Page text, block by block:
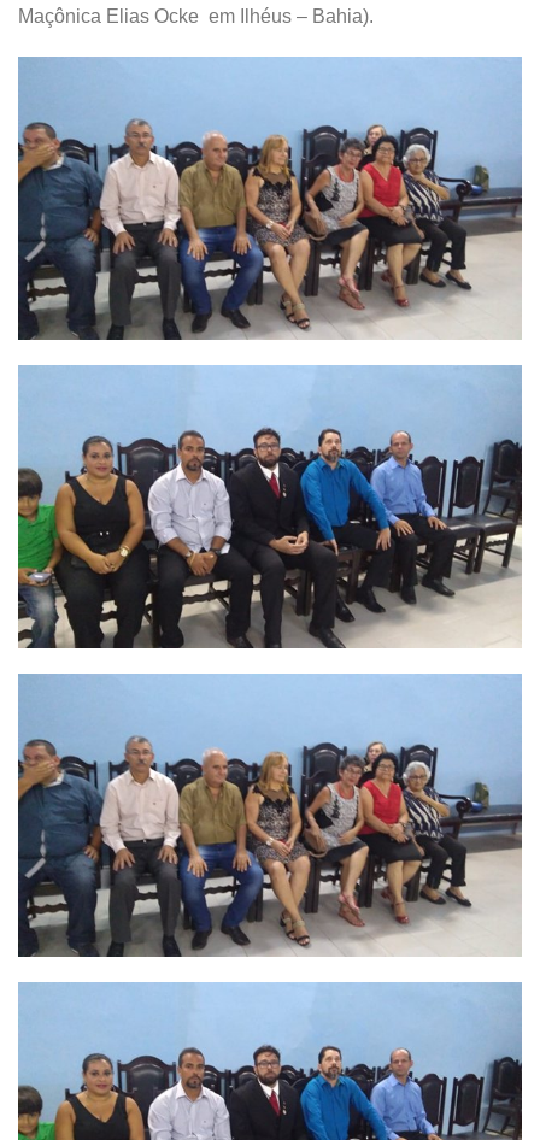
Maçônica Elias Ocke em Ilhéus – Bahia).